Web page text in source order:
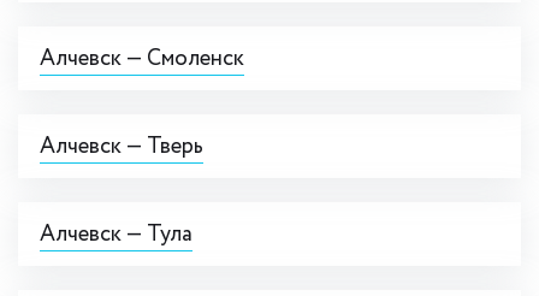
Алчевск — Смоленск
Алчевск — Тверь
Алчевск — Тула